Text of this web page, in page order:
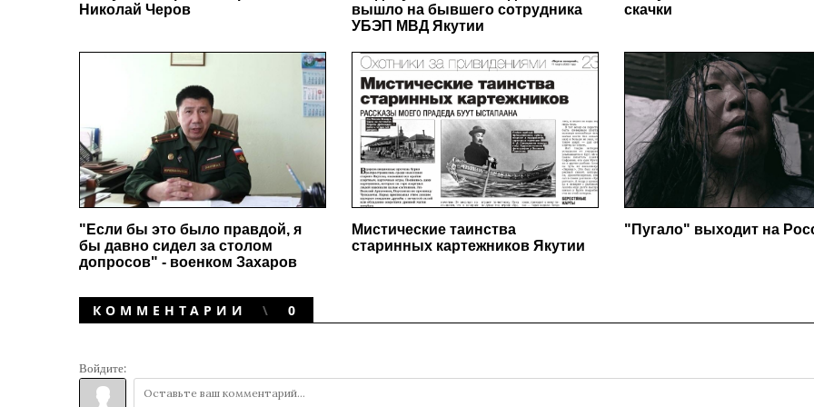
Николай Черов
вышло на бывшего сотрудника
УБЭП МВД Якутии
скачки
"Если бы это было правдой, я
бы давно сидел за столом
допросов" - военком Захаров
Мистические таинства
старинных картежников Якутии
"Пугало" выходит на
КОММЕНТАРИИ 0
Войдите: